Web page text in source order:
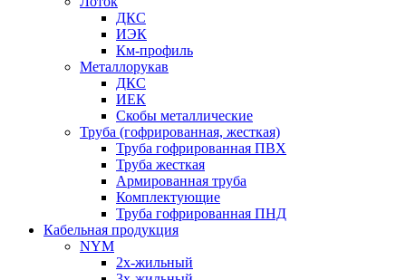
ДКС
ИЭК
Км-профиль
Металлорукав
ДКС
ИЕК
Скобы металлические
Труба (гофрированная, жесткая)
Труба гофрированная ПВХ
Труба жесткая
Армированная труба
Комплектующие
Труба гофрированная ПНД
Кабельная продукция
NYM
2х-жильный